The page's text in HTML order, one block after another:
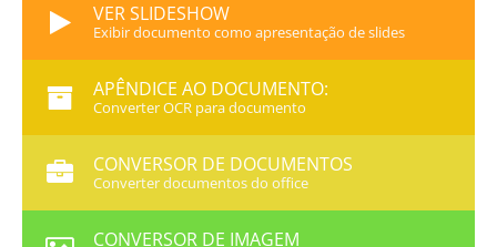
VER SLIDESHOW
Exibir documento como apresentação de slides
APÊNDICE AO DOCUMENTO:
Converter OCR para documento
CONVERSOR DE DOCUMENTOS
Converter documentos do office
CONVERSOR DE IMAGEM